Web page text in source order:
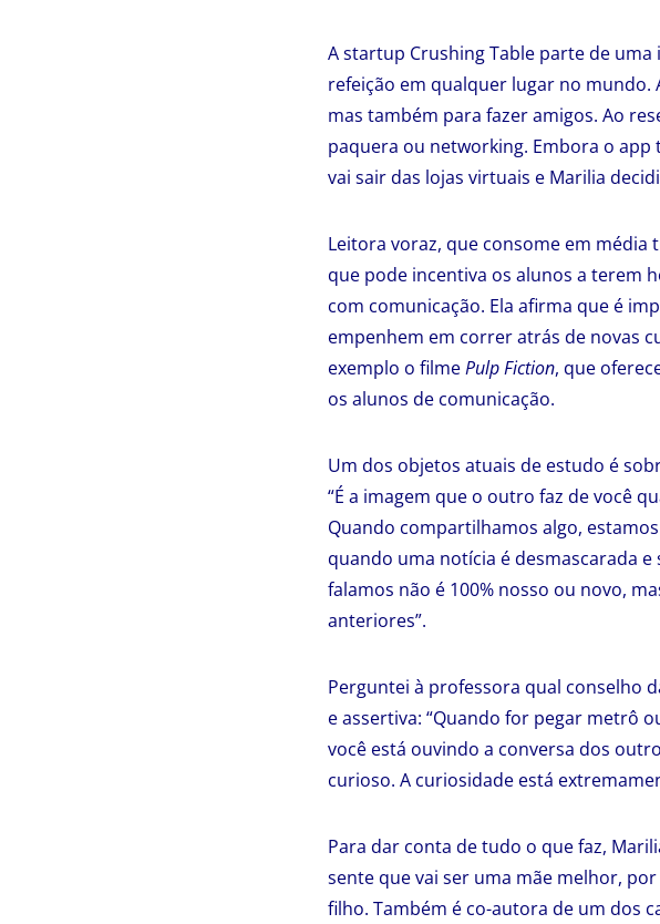
A startup Crushing Table parte de
refeição em qualquer lugar no mundo.
mas também para fazer amigos. Ao
paquera ou networking. Embora o
vai sair das lojas virtuais e Marilia
Leitora voraz, que consome em
que pode incentiva os alunos a terem
com comunicação. Ela afirma que é
empenhem em correr atrás de novas
exemplo o filmePulp Fiction, que
os alunos de comunicação.
Um dos objetos atuais de estudo é
“É a imagem que o outro faz de você
Quando compartilhamos algo,
quando uma notícia é desmascarada
falamos não é 100% nosso ou novo,
anteriores”.
Perguntei à professora qual conselho
e assertiva: “Quando for pegar metrô
você está ouvindo a conversa dos
curioso. A curiosidade está
Para dar conta de tudo o que faz,
sente que vai ser uma mãe melhor,
filho. Também é co-autora de um dos